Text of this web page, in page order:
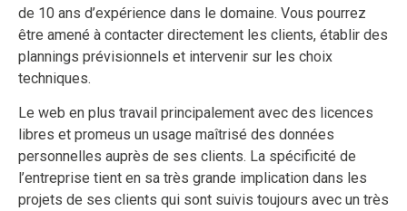
de 10 ans d’expérience dans le domaine. Vous pourrez
être amené à contacter directement les clients, établir des
plannings prévisionnels et intervenir sur les choix
techniques.
Le web en plus travail principalement avec des licences
libres et promeus un usage maîtrisé des données
personnelles auprès de ses clients. La spécificité de
l’entreprise tient en sa très grande implication dans les
projets de ses clients qui sont suivis toujours avec un très